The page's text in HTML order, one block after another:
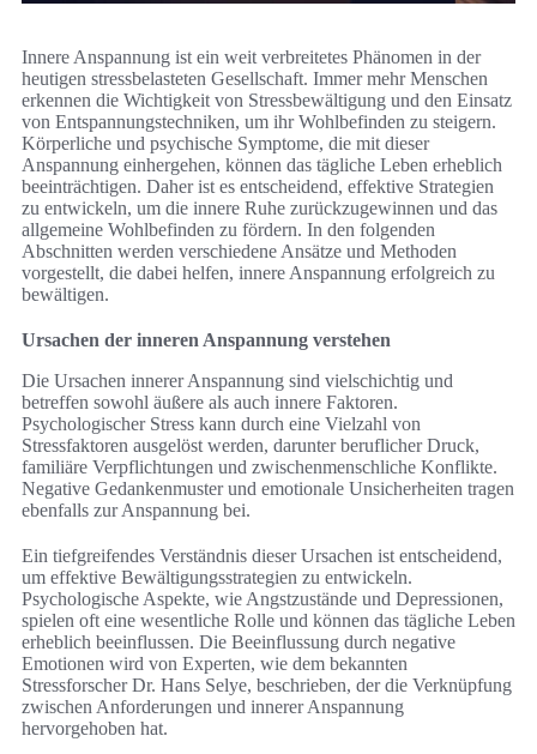
Innere Anspannung ist ein weit verbreitetes Phänomen in der
heutigen stressbelasteten Gesellschaft. Immer mehr Menschen
erkennen die Wichtigkeit von Stressbewältigung und den Einsatz
von Entspannungstechniken, um ihr Wohlbefinden zu steigern.
Körperliche und psychische Symptome, die mit dieser
Anspannung einhergehen, können das tägliche Leben erheblich
beeinträchtigen. Daher ist es entscheidend, effektive Strategien
zu entwickeln, um die innere Ruhe zurückzugewinnen und das
allgemeine Wohlbefinden zu fördern. In den folgenden
Abschnitten werden verschiedene Ansätze und Methoden
vorgestellt, die dabei helfen, innere Anspannung erfolgreich zu
bewältigen.
Ursachen der inneren Anspannung verstehen
Die Ursachen innerer Anspannung sind vielschichtig und
betreffen sowohl äußere als auch innere Faktoren.
Psychologischer Stress kann durch eine Vielzahl von
Stressfaktoren ausgelöst werden, darunter beruflicher Druck,
familiäre Verpflichtungen und zwischenmenschliche Konflikte.
Negative Gedankenmuster und emotionale Unsicherheiten tragen
ebenfalls zur Anspannung bei.
Ein tiefgreifendes Verständnis dieser Ursachen ist entscheidend,
um effektive Bewältigungsstrategien zu entwickeln.
Psychologische Aspekte, wie Angstzustände und Depressionen,
spielen oft eine wesentliche Rolle und können das tägliche Leben
erheblich beeinflussen. Die Beeinflussung durch negative
Emotionen wird von Experten, wie dem bekannten
Stressforscher Dr. Hans Selye, beschrieben, der die Verknüpfung
zwischen Anforderungen und innerer Anspannung
hervorgehoben hat.